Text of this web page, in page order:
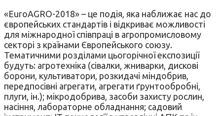
«EuroAGRO-2018» – це подія, яка наближає нас до
європейських стандартів і відкриває можливості
для міжнародної співпраці в агропромисловому
секторі з країнами Європейського союзу.
Тематичними розділами цьогорічної експозиції
будуть: агротехніка (сівалки, жниварки, дискові
борони, культиватори, розкидачі міндобрив,
передпосівні агрегати, агрегати ґрунтообробні,
плуги, ін.); мікродобрива, засоби захисту рослин,
насіння, лабораторне обладнання; садовий